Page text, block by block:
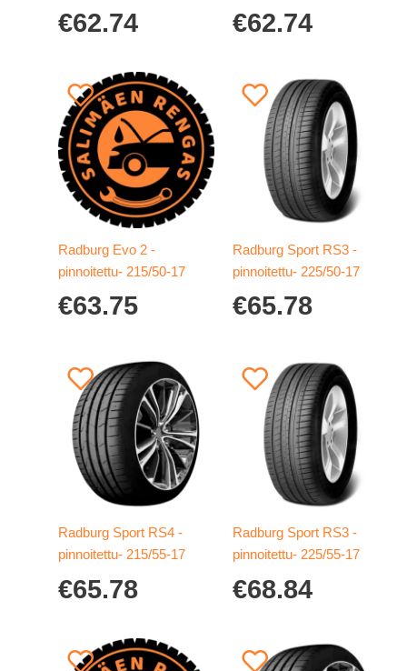
€62.74 €62.74
Radburg Evo 2 -
pinnoitettu- 215/50-17
€63.75
Radburg Sport RS3 -
pinnoitettu- 225/50-17
€65.78
Radburg Sport RS4 -
pinnoitettu- 215/55-17
€65.78
Radburg Sport RS3 -
pinnoitettu- 225/55-17
€68.84